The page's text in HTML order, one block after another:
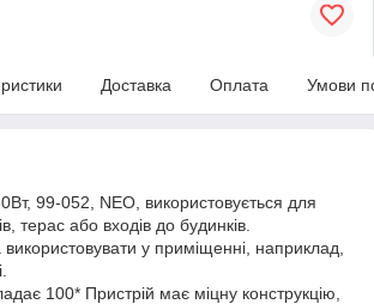
Доставка Оплата Умови
99-052, NEO, використовується для
терас або входів до будинків.
у приміщенні, наприклад,
100* Пристрій має міцну конструкцію,